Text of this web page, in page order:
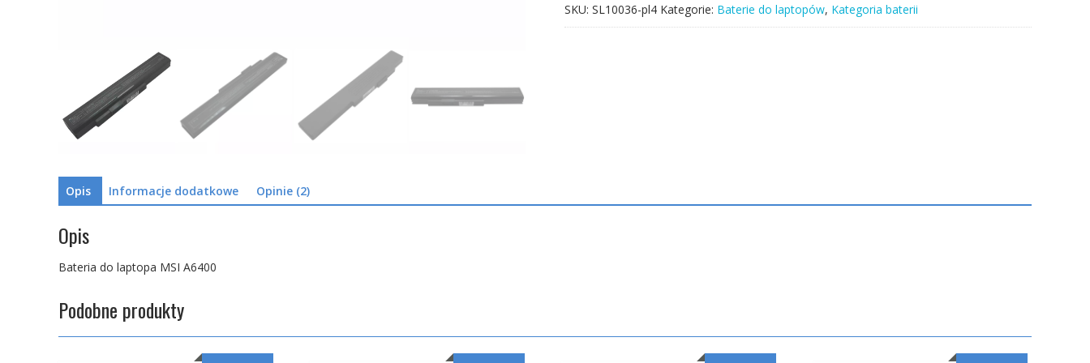
SKU: SL10036-pl4 Kategorie: Baterie do laptopów, Kategoria baterii
Opis Informacje dodatkowe Opinie (2)
Opis
Bateria do laptopa MSI A6400
Podobne produkty